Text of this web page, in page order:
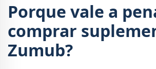
Porque vale a
comprar
Zumub?